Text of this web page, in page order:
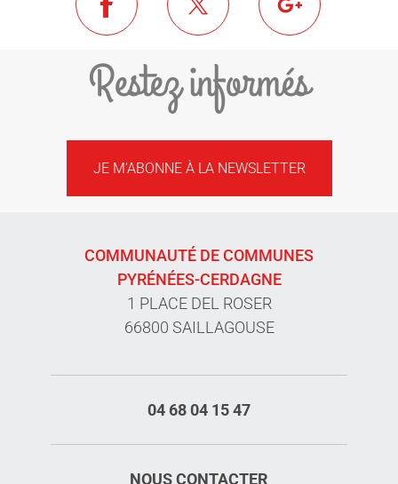
Restez informés
JE M'ABONNE À LA NEWSLETTER
COMMUNAUTÉ DE COMMUNES
PYRÉNÉES-CERDAGNE
1 PLACE DEL ROSER
66800 SAILLAGOUSE
04 68 04 15 47
NOUS CONTACTER